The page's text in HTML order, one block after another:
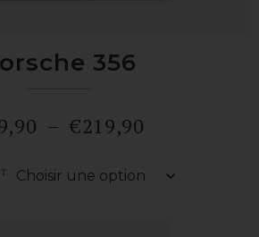
356
– €219,90